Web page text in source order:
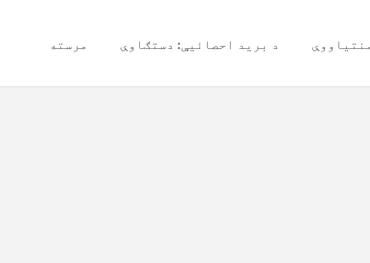
د برید احصائیې: دستګاوې مرسته